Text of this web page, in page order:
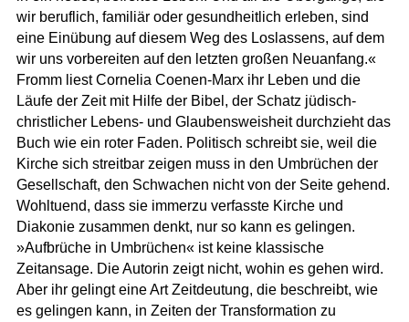
wir beruflich, familiär oder gesundheitlich erleben, sind
eine Einübung auf diesem Weg des Loslassens, auf dem
wir uns vorbereiten auf den letzten großen Neuanfang.«
Fromm liest Cornelia Coenen-Marx ihr Leben und die
Läufe der Zeit mit Hilfe der Bibel, der Schatz jüdisch-
christlicher Lebens- und Glaubensweisheit durchzieht das
Buch wie ein roter Faden. Politisch schreibt sie, weil die
Kirche sich streitbar zeigen muss in den Umbrüchen der
Gesellschaft, den Schwachen nicht von der Seite gehend.
Wohltuend, dass sie immerzu verfasste Kirche und
Diakonie zusammen denkt, nur so kann es gelingen.
»Aufbrüche in Umbrüchen« ist keine klassische
Zeitansage. Die Autorin zeigt nicht, wohin es gehen wird.
Aber ihr gelingt eine Art Zeitdeutung, die beschreibt, wie
es gelingen kann, in Zeiten der Transformation zu